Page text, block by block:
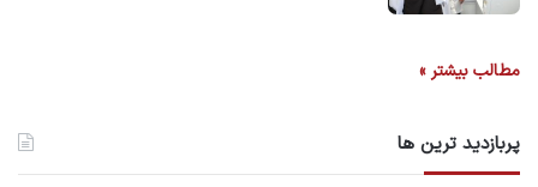
مطالب بیشتر »
پربازدید ترین ها